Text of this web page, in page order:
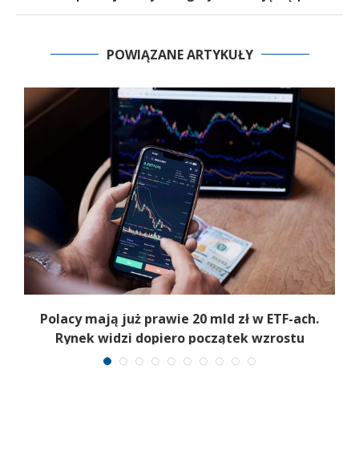
POWIĄZANE ARTYKUŁY
Polacy mają już prawie 20 mld zł w ETF-ach.
Rynek widzi dopiero początek wzrostu